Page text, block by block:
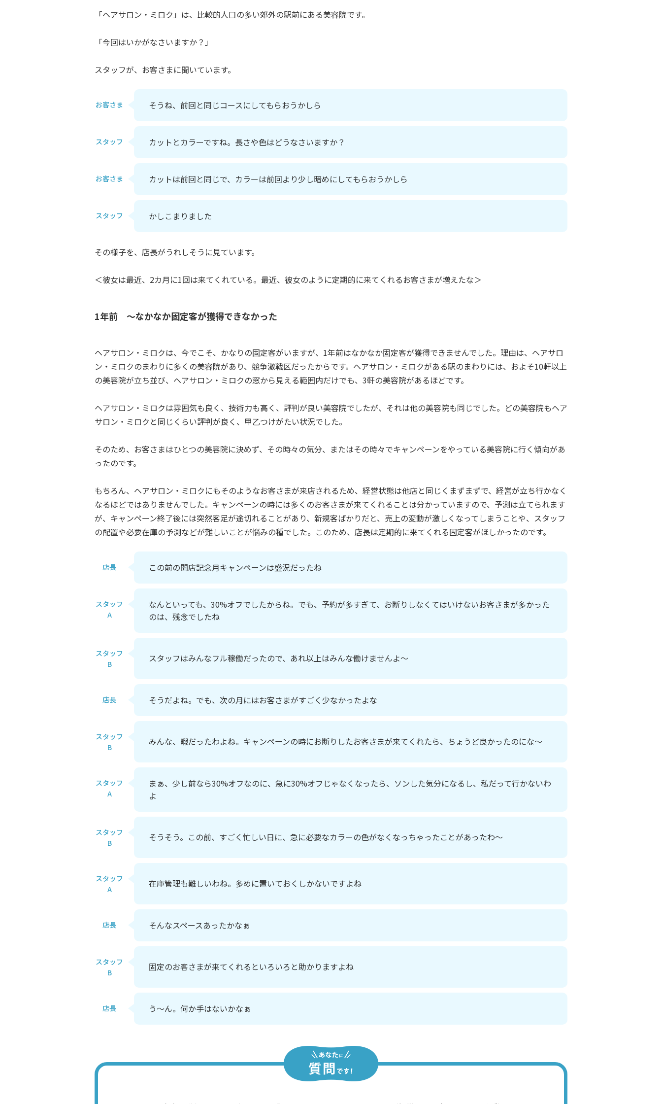
「ヘアサロン・ミロク」は、比較的人口の多い郊外の駅前にある美容院です。
「今回はいかがなさいますか？」
スタッフが、お客さまに聞いています。
お客さま そうね、前回と同じコースにしてもらおうかしら
スタッフ カットとカラーですね。長さや色はどうなさいますか？
お客さま カットは前回と同じで、カラーは前回より少し暗めにしてもらおうかしら
スタッフ かしこまりました
その様子を、店長がうれしそうに見ています。
＜彼女は最近、2カ月に1回は来てくれている。最近、彼女のように定期的に来てくれるお客さまが増えたな＞
1年前 ～なかなか固定客が獲得できなかった
ヘアサロン・ミロクは、今でこそ、かなりの固定客がいますが、1年前はなかなか固定客が獲得できませんでした。理由は、ヘアサロ
ン・ミロクのまわりに多くの美容院があり、競争激戦区だったからです。ヘアサロン・ミロクがある駅のまわりには、およそ10軒以上
の美容院が立ち並び、ヘアサロン・ミロクの窓から見える範囲内だけでも、3軒の美容院があるほどです。
ヘアサロン・ミロクは雰囲気も良く、技術力も高く、評判が良い美容院でしたが、それは他の美容院も同じでした。どの美容院もヘア
サロン・ミロクと同じくらい評判が良く、甲乙つけがたい状況でした。
そのため、お客さまはひとつの美容院に決めず、その時々の気分、またはその時々でキャンペーンをやっている美容院に行く傾向があ
ったのです。
もちろん、ヘアサロン・ミロクにもそのようなお客さまが来店されるため、経営状態は他店と同じくまずまずで、経営が立ち行かなく
なるほどではありませんでした。キャンペーンの時には多くのお客さまが来てくれることは分かっていますので、予測は立てられます
が、キャンペーン終了後には突然客足が途切れることがあり、新規客ばかりだと、売上の変動が激しくなってしまうことや、スタッフ
の配置や必要在庫の予測などが難しいことが悩みの種でした。このため、店長は定期的に来てくれる固定客がほしかったのです。
店長 この前の開店記念月キャンペーンは盛況だったね
スタッフ
A
なんといっても、30%オフでしたからね。でも、予約が多すぎて、お断りしなくてはいけないお客さまが多かった
のは、残念でしたね
スタッフ
B
スタッフはみんなフル稼働だったので、あれ以上はみんな働けませんよ～
店長 そうだよね。でも、次の月にはお客さまがすごく少なかったよな
スタッフ
B
みんな、暇だったわよね。キャンペーンの時にお断りしたお客さまが来てくれたら、ちょうど良かったのにな～
スタッフ
A
まぁ、少し前なら30%オフなのに、急に30%オフじゃなくなったら、ソンした気分になるし、私だって行かないわ
よ
スタッフ
B
そうそう。この前、すごく忙しい日に、急に必要なカラーの色がなくなっちゃったことがあったわ～
スタッフ
A
在庫管理も難しいわね。多めに置いておくしかないですよね
店長 そんなスペースあったかなぁ
スタッフ
B
固定のお客さまが来てくれるといろいろと助かりますよね
店長 う～ん。何か手はないかなぁ